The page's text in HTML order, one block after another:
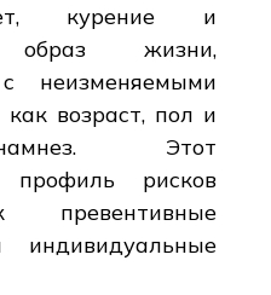
курение и
образ жизни,
неизменяемыми
возраст, пол и
Этот
профиль рисков
превентивные